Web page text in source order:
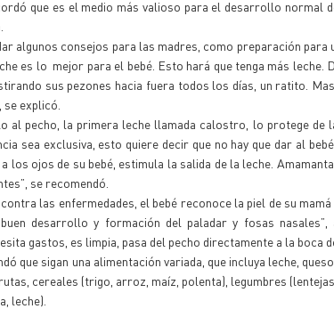
que es el medio más valioso para el desarrollo normal
algunos consejos para las madres, como preparación para
es lo mejor para el bebé. Esto hará que tenga más leche.
sus pezones hacia fuera todos los días, un ratito.
explicó.
al pecho, la primera leche llamada calostro, lo protege de
sea exclusiva, esto quiere decir que no hay que dar al
los ojos de su bebé, estimula la salida de la leche.
se recomendó.
las enfermedades, el bebé reconoce la piel de su
desarrollo y formación del paladar y fosas
gastos, es limpia, pasa del pecho directamente a la boca
que sigan una alimentación variada, que incluya leche,
cereales (trigo, arroz, maíz, polenta), legumbres
leche).